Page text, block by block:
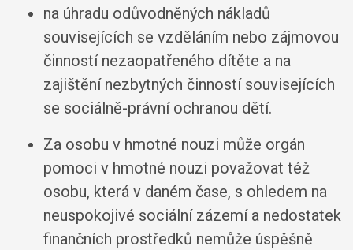
na úhradu odůvodněných nákladů
souvisejících se vzděláním nebo zájmovou
činností nezaopatřeného dítěte a na
zajištění nezbytných činností souvisejících
se sociálně-právní ochranou dětí.
Za osobu v hmotné nouzi může orgán
pomoci v hmotné nouzi považovat též
osobu, která v daném čase, s ohledem na
neuspokojivé sociální zázemí a nedostatek
finančních prostředků nemůže úspěšně